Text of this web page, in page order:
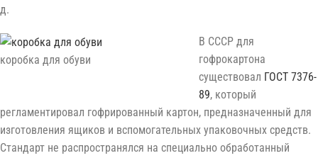
д.
коробка для обуви
В СССР для
гофрокартона
существовал ГОСТ 7376-
89, который
регламентировал гофрированный картон, предназначенный для
изготовления ящиков и вспомогательных упаковочных средств.
Стандарт не распространялся на специально обработанный